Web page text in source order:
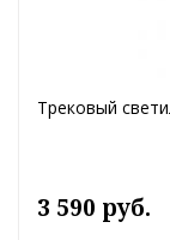
Трековый
3 590 руб.